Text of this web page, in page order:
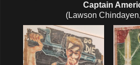
Captain
(Lawson